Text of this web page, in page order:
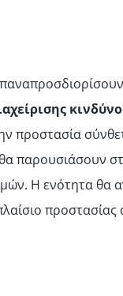
προστασία
παρουσιάσουν
Η ενότητα θα
προστασίας